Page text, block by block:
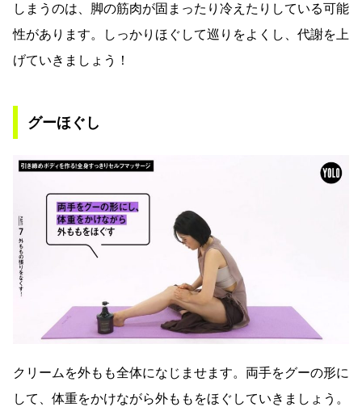
しまうのは、脚の筋肉が固まったり冷えたりしている可能
性があります。しっかりほぐして巡りをよくし、代謝を上
げていきましょう！
グーほぐし
クリームを外もも全体になじませます。両手をグーの形に
して、体重をかけながら外ももをほぐしていきましょう。